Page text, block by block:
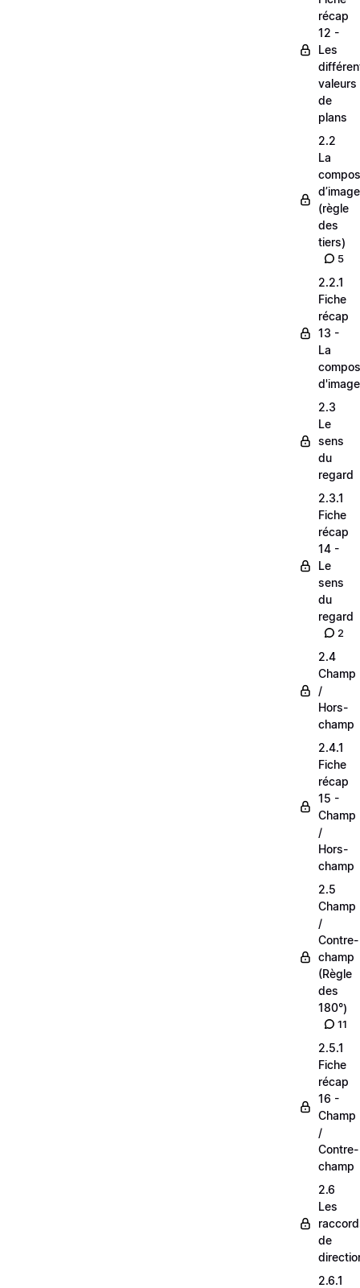
récap
12 -
Les
valeurs
de
plans
2.2
La
d’image
(règle
des
tiers)
5
2.2.1
Fiche
récap
13 -
La
d'image
2.3
Le
sens
du
regard
2.3.1
Fiche
récap
14 -
Le
sens
du
regard
2
2.4
Champ
/
Hors-
champ
2.4.1
Fiche
récap
15 -
Champ
/
Hors-
champ
2.5
Champ
/
Contre-
champ
(Règle
des
180°)
11
2.5.1
Fiche
récap
16 -
Champ
/
Contre-
champ
2.6
Les
de
2.6.1